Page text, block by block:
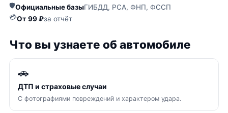
🛡Официальные базыГИБДД, РСА, ФНП, ФССП
💳От 99 ₽за отчёт
Что вы узнаете об автомобиле
🚗
ДТП и страховые случаи
С фотографиями повреждений и характером удара.